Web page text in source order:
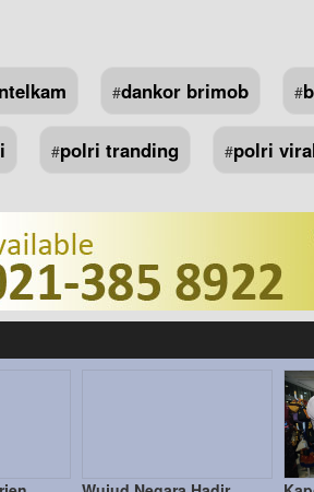
#dankor brimob #
#polri tranding #polri